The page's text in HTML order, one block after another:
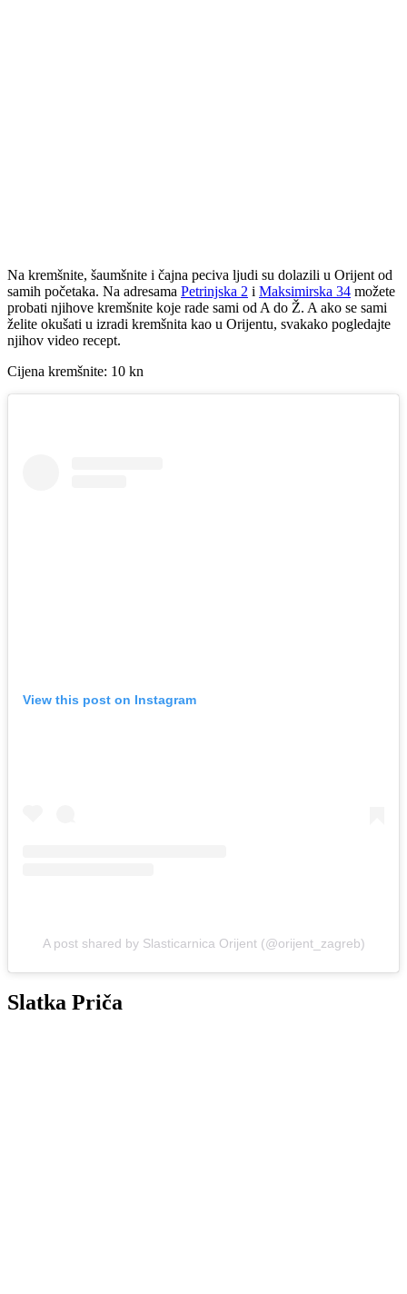
Na kremšnite, šaumšnite i čajna peciva ljudi su dolazili u Orijent od
samih početaka. Na adresama Petrinjska 2 i Maksimirska 34 možete
probati njihove kremšnite koje rade sami od A do Ž. A ako se sami
želite okušati u izradi kremšnita kao u Orijentu, svakako pogledajte
njihov video recept.
Cijena kremšnite: 10 kn
View this post on Instagram
A post shared by Slasticarnica Orijent (@orijent_zagreb)
Slatka Priča